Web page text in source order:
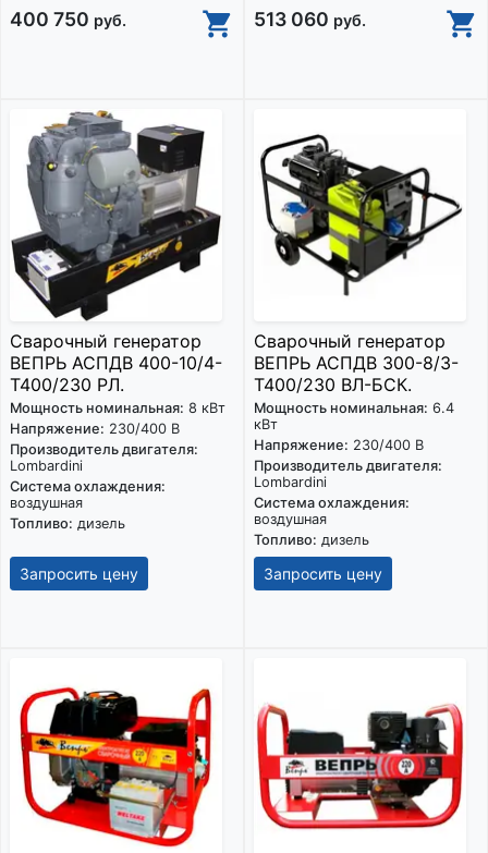
400 750 руб. 513 060 руб.
Сварочный генератор
ВЕПРЬ АСПДВ 400-10/4-
Т400/230 РЛ.
Мощность номинальная: 8 кВт
Напряжение: 230/400 В
Производитель двигателя:
Lombardini
Система охлаждения:
воздушная
Топливо: дизель
Запросить цену
Сварочный генератор
ВЕПРЬ АСПДВ 300-8/3-
Т400/230 ВЛ-БСК.
Мощность номинальная: 6.4
кВт
Напряжение: 230/400 В
Производитель двигателя:
Lombardini
Система охлаждения:
воздушная
Топливо: дизель
Запросить цену